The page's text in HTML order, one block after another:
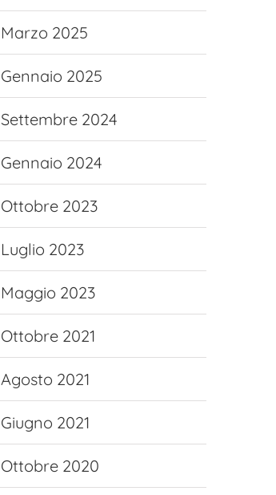
Marzo 2025
Gennaio 2025
Settembre 2024
Gennaio 2024
Ottobre 2023
Luglio 2023
Maggio 2023
Ottobre 2021
Agosto 2021
Giugno 2021
Ottobre 2020